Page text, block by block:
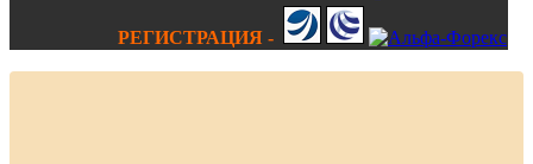
РЕГИСТРАЦИЯ -